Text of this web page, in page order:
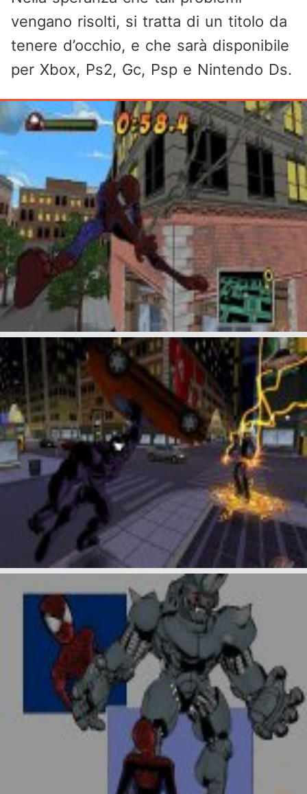
vengano risolti, si tratta di un titolo da
tenere d’occhio, e che sarà disponibile
per Xbox, Ps2, Gc, Psp e Nintendo Ds.